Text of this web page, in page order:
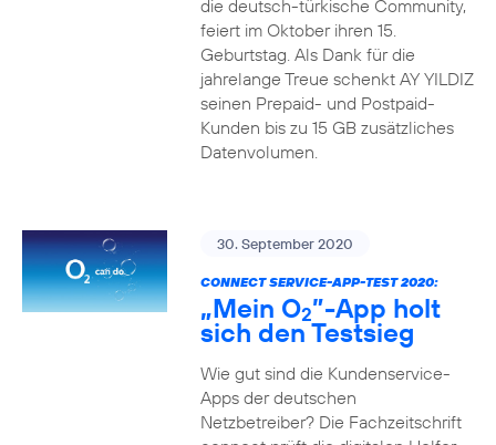
die deutsch-türkische Community,
feiert im Oktober ihren 15.
Geburtstag. Als Dank für die
jahrelange Treue schenkt AY YILDIZ
seinen Prepaid- und Postpaid-
Kunden bis zu 15 GB zusätzliches
Datenvolumen.
30. September 2020
CONNECT SERVICE-APP-TEST 2020:
„Mein O2”-App holt
sich den Testsieg
Wie gut sind die Kundenservice-
Apps der deutschen
Netzbetreiber? Die Fachzeitschrift